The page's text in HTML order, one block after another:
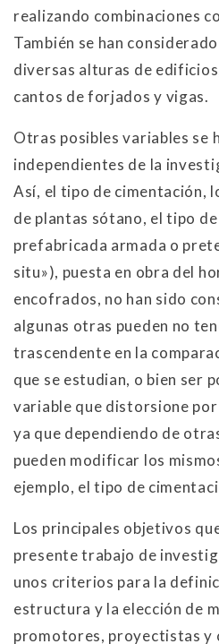
realizando combinaciones
También se han
diversas alturas de
cantos de forjados y vigas.
Otras posibles variables se
independientes de la
Así, el tipo de cimentación,
de plantas sótano, el tipo
prefabricada armada o
situ»), puesta en obra del
encofrados, no han sido
algunas otras pueden no
trascendente en la
que se estudian, o bien ser
variable que distorsione
ya que dependiendo de
pueden modificar los
ejemplo, el tipo de
Los principales objetivos
presente trabajo de
unos criterios para la
estructura y la elección de
promotores, proyectistas